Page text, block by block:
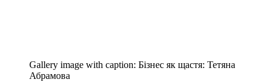
Gallery image with caption: Бiзнес як щастя: Тетяна
Абрамова